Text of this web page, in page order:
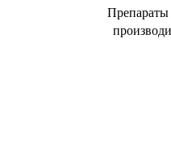
Препараты